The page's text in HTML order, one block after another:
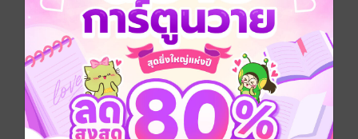
อบอุ่นหัวใจ ฟีลกู๊ด
ประเภทไฟล์ pdf, epub(สารบัญ)
วันที่วางขาย 13 เมษายน 2569
ความยาว 558 หน้า (≈ 73,934 คำ)